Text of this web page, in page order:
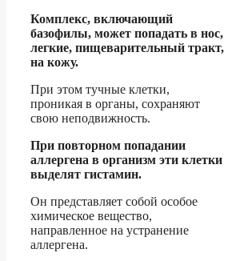
Комплекс, включающий
базофилы, может попадать в нос,
легкие, пищеварительный тракт,
на кожу.
При этом тучные клетки,
проникая в органы, сохраняют
свою неподвижность.
При повторном попадании
аллергена в организм эти клетки
выделят гистамин.
Он представляет собой особое
химическое вещество,
направленное на устранение
аллергена.